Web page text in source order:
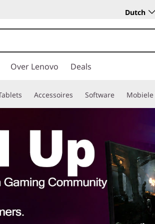
Dutch
Over Lenovo Deals
Accessoires Software Mobiele